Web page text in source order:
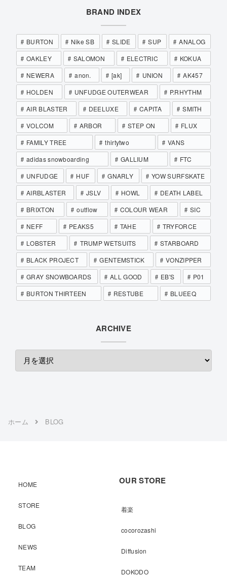
BRAND INDEX
BURTON Nike SB SLIDE SUP
ANALOG
OAKLEY
SALOMON ELECTRIC
KOKUA
NEWERA
anon. [ak] UNION
AK457
HOLDEN
UNFUDGE OUTERWEAR
P.RHYTHM
AIR BLASTER
DEELUXE CAPITA
SMITH
VOLCOM
ARBOR STEP ON
FLUX
FAMILY TREE
thirtytwo
VANS
adidas snowboarding
GALLIUM
FTC
UNFUDGE
HUF GNARLY
YOW SURFSKATE
AIRBLASTER
JSLV HOWL
DEATH LABEL
BRIXTON
outflow COLOUR WEAR
SIC
NEFF
PEAKS5 TAHE
TRYFORCE
LOBSTER
TRUMP WETSUITS
STARBOARD
BLACK PROJECT
GENTEMSTICK
VONZIPPER
GRAY SNOWBOARDS
ALL GOOD EB'S
P01
BURTON THIRTEEN
RESTUBE BLUEEQ
ARCHIVE
ホーム BLOG
HOME
STORE
BLOG
NEWS
TEAM
OUR STORE
着楽
cocorozashi
Diffusion
DOKODO